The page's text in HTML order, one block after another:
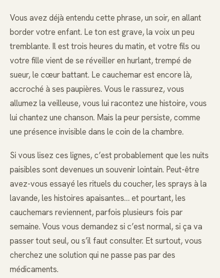
Vous avez déjà entendu cette phrase, un soir, en allant
border votre enfant. Le ton est grave, la voix un peu
tremblante. Il est trois heures du matin, et votre fils ou
votre fille vient de se réveiller en hurlant, trempé de
sueur, le cœur battant. Le cauchemar est encore là,
accroché à ses paupières. Vous le rassurez, vous
allumez la veilleuse, vous lui racontez une histoire, vous
lui chantez une chanson. Mais la peur persiste, comme
une présence invisible dans le coin de la chambre.
Si vous lisez ces lignes, c’est probablement que les nuits
paisibles sont devenues un souvenir lointain. Peut-être
avez-vous essayé les rituels du coucher, les sprays à la
lavande, les histoires apaisantes… et pourtant, les
cauchemars reviennent, parfois plusieurs fois par
semaine. Vous vous demandez si c’est normal, si ça va
passer tout seul, ou s’il faut consulter. Et surtout, vous
cherchez une solution qui ne passe pas par des
médicaments.